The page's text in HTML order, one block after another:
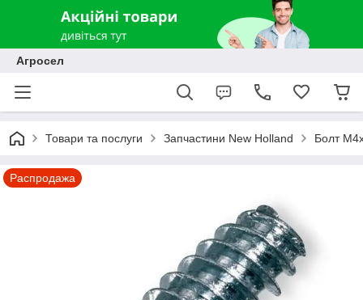
Агросел
Товари та послуги Запчастини New Holland Болт
Распродажа